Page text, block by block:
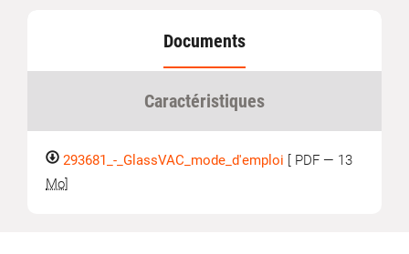
Documents
Caractéristiques
293681_-_GlassVAC_mode_d'emploi [ PDF — 13
Mo]